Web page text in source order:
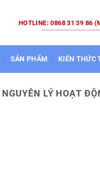
HOTLINE: 0868 31 39 86
SẢN PHẨM KIẾN THỨC
NGUYÊN LÝ HOẠT